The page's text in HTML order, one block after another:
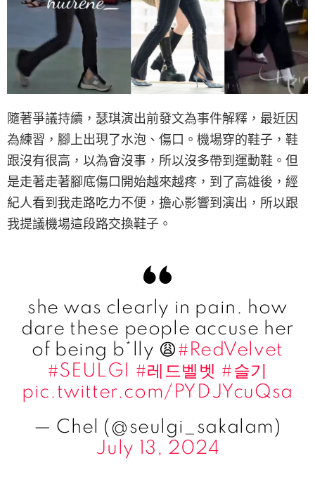
隨著爭議持續，瑟琪演出前發文為事件解釋，最近因
為練習，腳上出現了水泡、傷口。機場穿的鞋子，鞋
跟沒有很高，以為會沒事，所以沒多帶到運動鞋。但
是走著走著腳底傷口開始越來越疼，到了高雄後，經
紀人看到我走路吃力不便，擔心影響到演出，所以跟
我提議機場這段路交換鞋子。
she was clearly in pain. how
dare these people accuse her
of being b*lly 😩#RedVelvet
#SEULGI
#레드벨벳 #슬기
pic.twitter.com/PYDJYcuQsa
— Chel (@seulgi_sakalam)
July 13, 2024